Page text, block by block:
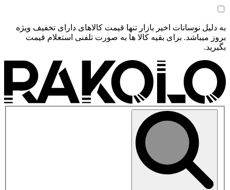
به دلیل نوسانات اخیر بازار تنها قیمت کالاهای دارای تخفیف ویژه
بروز میباشد. برای بقیه کالا ها به صورت تلفنی استعلام قیمت
بگیرید.